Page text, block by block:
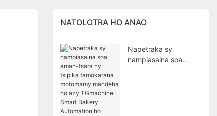
NATOLOTRA HO ANAO
Napetraka sy
nampiasaina soa